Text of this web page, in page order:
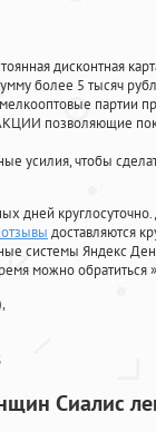
дисконтная
более 5 тысяч
партии
позволяющие
усилия, чтобы
дней
доставляются
системы Яндекс
можно обратиться»
Сиалис